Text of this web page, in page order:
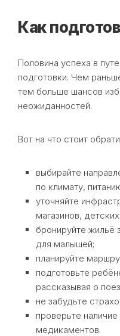
Как
Половина успеха в
подготовки. Чем
тем больше шансов
неожиданностей.
Вот на что стоит
выбирайте
по климату,
уточняйте
магазинов,
бронируйте жильё
для малышей;
планируйте
подготовьте
рассказывая о
не забудьте
проверьте
медикаментов.